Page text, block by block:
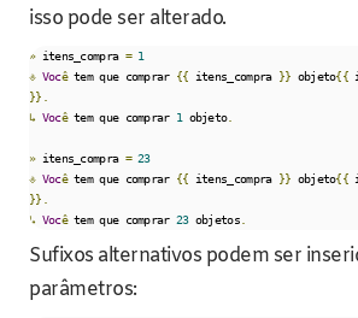
isso pode ser alterado.
» itens_compra = 1
⎀ Você tem que comprar {{ itens_compra }} objeto{{
}}.
↳ Você tem que comprar 1 objeto.
» itens_compra = 23
⎀ Você tem que comprar {{ itens_compra }} objeto{{
}}.
↳ Você tem que comprar 23 objetos.
Sufixos alternativos podem ser
parâmetros: